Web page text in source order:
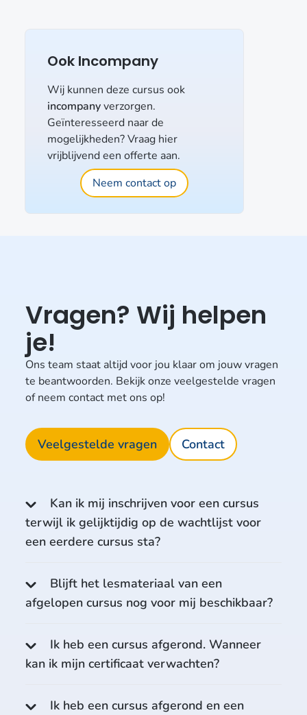
Ook Incompany
Wij kunnen deze cursus ook
incompanyverzorgen.
Geïnteresseerd naar de
mogelijkheden? Vraag hier
vrijblijvend een offerte aan.
Neem contact op
Vragen? Wij helpen
je!
Ons team staat altijd voor jou klaar om jouw vragen
te beantwoorden. Bekijk onze veelgestelde vragen
of neem contact met ons op!
Veelgestelde vragen Contact
Kan ik mij inschrijven voor een cursus
terwijl ik gelijktijdig op de wachtlijst voor
een eerdere cursus sta?
Blijft het lesmateriaal van een
afgelopen cursus nog voor mij beschikbaar?
Ik heb een cursus afgerond. Wanneer
kan ik mijn certificaat verwachten?
Ik heb een cursus afgerond en een